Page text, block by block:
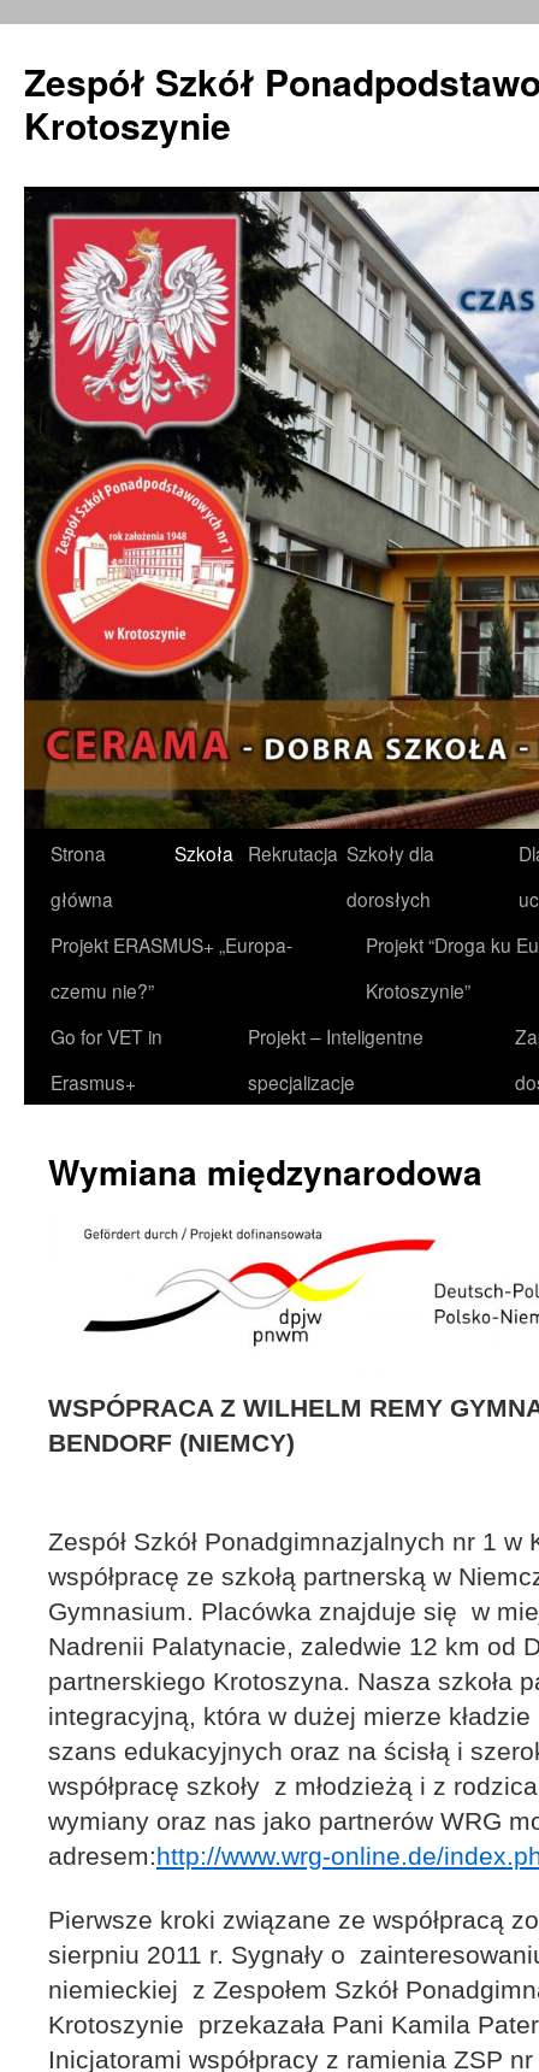
Zespół Szkół
Krotoszynie
Przejdź
do
treści
Strona
główna
Szkoła Rekrutacja Szkoły dla
dorosłych
Projekt ERASMUS+ „Europa-
czemu nie?”
Projekt “Droga ku
Krotoszynie”
Go for VET in
Erasmus+
Projekt – Inteligentne
specjalizacje
Wymiana międzynarodowa
WSPÓPRACA Z WILHELM REMY
BENDORF (NIEMCY)
Zespół Szkół Ponadgimnazjalnych nr 1 w
współpracę ze szkołą partnerską w
Gymnasium. Placówka znajduje się w
Nadrenii Palatynacie, zaledwie 12 km od
partnerskiego Krotoszyna. Nasza szkoła
integracyjną, która w dużej mierze
szans edukacyjnych oraz na ścisłą i
współpracę szkoły z młodzieżą i z
wymiany oraz nas jako partnerów WRG
adresem:http://www.wrg-online.de/
Pierwsze kroki związane ze współpracą
sierpniu 2011 r. Sygnały o
niemieckiej z Zespołem Szkół
Krotoszynie przekazała Pani Kamila
Inicjatorami współpracy z ramienia ZSP